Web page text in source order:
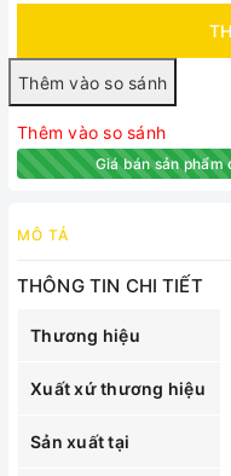
Thêm vào so sánh
Giá bán sản
MÔ TẢ
THÔNG TIN CHI TIẾT
Thương hiệu
Xuất xứ thương hiệu
Sản xuất tại